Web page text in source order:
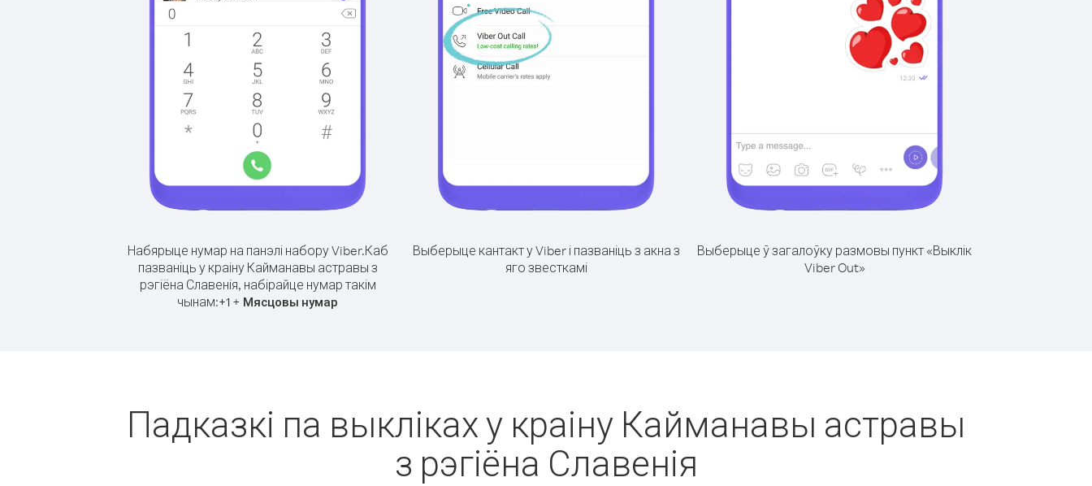
Набярыце нумар на панэлі набору Viber.Каб
пазваніць у краіну Кайманавы астравы з
рэгіёна Славенія, набірайце нумар такім
чынам:+1 + Мясцовы нумар
Выберыце кантакт у Viber і пазваніць з акна з
яго звесткамі
Выберыце ў загалоўку размовы пункт «Выклік
Viber Out»
Падказкі па выкліках у краіну Кайманавы астравы
з рэгіёна Славенія